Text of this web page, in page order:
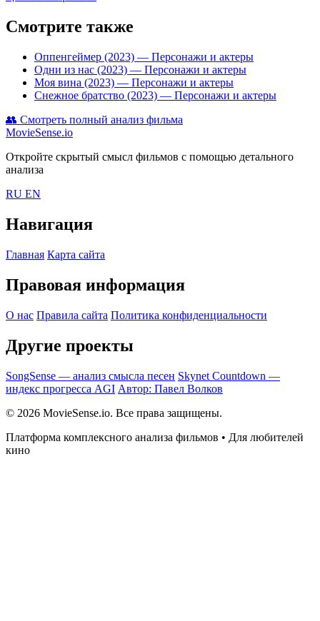
Смотрите также
Оппенгеймер (2023) — Персонажи и актеры
Одни из нас (2023) — Персонажи и актеры
Моя вина (2023) — Персонажи и актеры
Снежное братство (2023) — Персонажи и актеры
👥 Смотреть полный анализ фильма
MovieSense.io
Откройте скрытый смысл фильмов с помощью детального
анализа
RU EN
Навигация
Главная Карта сайта
Правовая информация
О нас Правила сайта Политика конфиденциальности
Другие проекты
SongSense — анализ смысла песен Skynet Countdown —
индекс прогресса AGI Автор: Павел Волков
© 2026 MovieSense.io. Все права защищены.
Платформа комплексного анализа фильмов • Для любителей
кино